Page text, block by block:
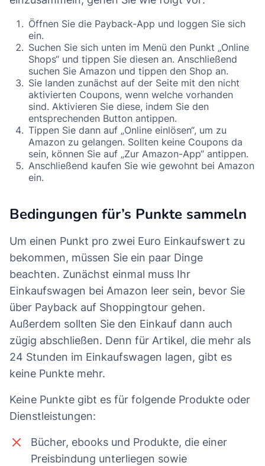
Öffnen Sie die Payback-App und loggen Sie sich
ein.
Suchen Sie sich unten im Menü den Punkt „Online
Shops“ und tippen Sie diesen an. Anschließend
suchen Sie Amazon und tippen den Shop an.
Sie landen zunächst auf der Seite mit den nicht
aktivierten Coupons, wenn welche vorhanden
sind. Aktivieren Sie diese, indem Sie den
entsprechenden Button antippen.
Tippen Sie dann auf „Online einlösen“, um zu
Amazon zu gelangen. Sollten keine Coupons da
sein, können Sie auf „Zur Amazon-App“ antippen.
Anschließend kaufen Sie wie gewohnt bei Amazon
ein.
Bedingungen für’s Punkte sammeln
Um einen Punkt pro zwei Euro Einkaufswert zu
bekommen, müssen Sie ein paar Dinge
beachten. Zunächst einmal muss Ihr
Einkaufswagen bei Amazon leer sein, bevor Sie
über Payback auf Shoppingtour gehen.
Außerdem sollten Sie den Einkauf dann auch
zügig abschließen. Denn für Artikel, die mehr als
24 Stunden im Einkaufswagen lagen, gibt es
keine Punkte mehr.
Keine Punkte gibt es für folgende Produkte oder
Dienstleistungen:
Bücher, ebooks und Produkte, die einer
Preisbindung unterliegen sowie